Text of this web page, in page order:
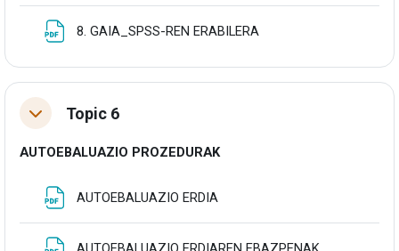
8. GAIA_SPSS-REN ERABILERA
TolestuTopic 6
AUTOEBALUAZIO PROZEDURAK
AUTOEBALUAZIO ERDIA